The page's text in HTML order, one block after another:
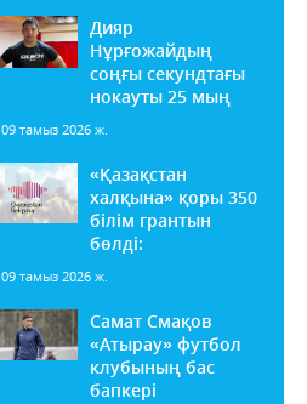
Дияр
Нұрғожайдың
соңғы секундтағы
нокауты 25 мың
09 тамыз 2026 ж.
«Қазақстан
халқына» қоры 350
білім грантын
бөлді:
09 тамыз 2026 ж.
Самат Смақов
«Атырау» футбол
клубының бас
бапкері